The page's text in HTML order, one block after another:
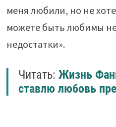
меня любили, но не
можете быть любимы
недостатки».
Читать: Жизнь
ставлю любовь